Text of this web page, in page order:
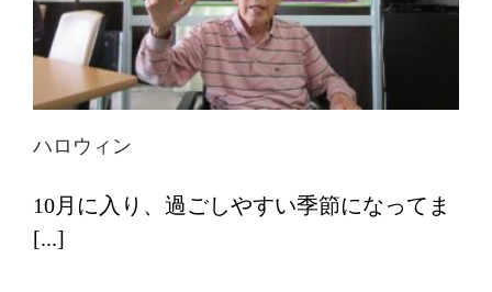
ハロウィン
10月に入り、過ごしやすい季節になってま
[...]